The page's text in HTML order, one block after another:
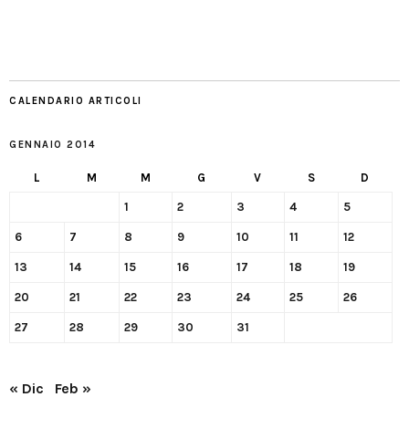
CALENDARIO ARTICOLI
GENNAIO 2014
L M M G V S D
1 2 3 4 5
6 7 8 9 10 11 12
13 14 15 16 17 18 19
20 21 22 23 24 25 26
27 28 29 30 31
« Dic Feb »